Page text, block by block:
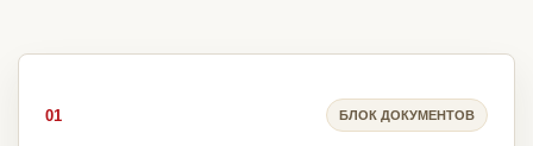
01 БЛОК ДОКУМЕНТОВ